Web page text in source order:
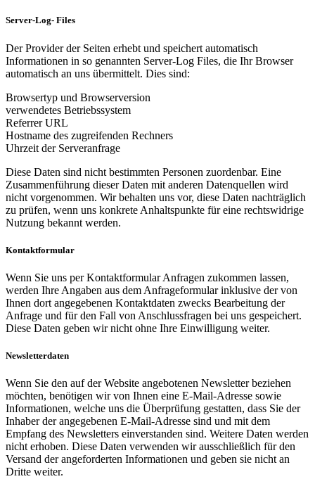
Server-Log- Files
Der Provider der Seiten erhebt und speichert automatisch
Informationen in so genannten Server-Log Files, die Ihr Browser
automatisch an uns übermittelt. Dies sind:
Browsertyp und Browserversion
verwendetes Betriebssystem
Referrer URL
Hostname des zugreifenden Rechners
Uhrzeit der Serveranfrage
Diese Daten sind nicht bestimmten Personen zuordenbar. Eine
Zusammenführung dieser Daten mit anderen Datenquellen wird
nicht vorgenommen. Wir behalten uns vor, diese Daten nachträglich
zu prüfen, wenn uns konkrete Anhaltspunkte für eine rechtswidrige
Nutzung bekannt werden.
Kontaktformular
Wenn Sie uns per Kontaktformular Anfragen zukommen lassen,
werden Ihre Angaben aus dem Anfrageformular inklusive der von
Ihnen dort angegebenen Kontaktdaten zwecks Bearbeitung der
Anfrage und für den Fall von Anschlussfragen bei uns gespeichert.
Diese Daten geben wir nicht ohne Ihre Einwilligung weiter.
Newsletterdaten
Wenn Sie den auf der Website angebotenen Newsletter beziehen
möchten, benötigen wir von Ihnen eine E-Mail-Adresse sowie
Informationen, welche uns die Überprüfung gestatten, dass Sie der
Inhaber der angegebenen E-Mail-Adresse sind und mit dem
Empfang des Newsletters einverstanden sind. Weitere Daten werden
nicht erhoben. Diese Daten verwenden wir ausschließlich für den
Versand der angeforderten Informationen und geben sie nicht an
Dritte weiter.